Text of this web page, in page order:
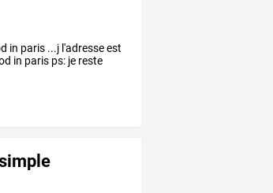
in paris ...j l'adresse est
in paris ps: je reste